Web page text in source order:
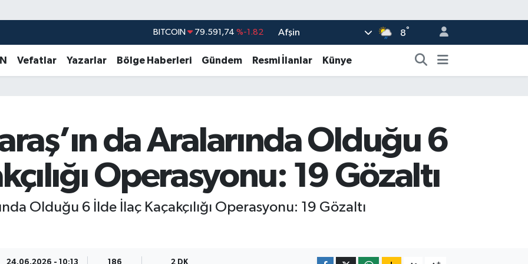
BITCOIN 79.591,74 %-1.82
DOLAR 45,43620 %0.02
EURO 53,38690 %0.19
BİST100
Afşin 8°
Vefatlar Yazarlar Bölge Haberleri Gündem Resmi İlanlar Künye
da Aralarında Olduğu 6
Operasyonu: 19 Gözaltı
Olduğu 6 İlde İlaç Kaçakçılığı Operasyonu: 19 Gözaltı
24.06.2026 - 10:13 186 2 DK